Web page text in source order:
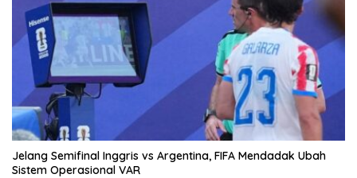
Jelang Semifinal Inggris vs Argentina, FIFA Mendadak Ubah
Sistem Operasional VAR